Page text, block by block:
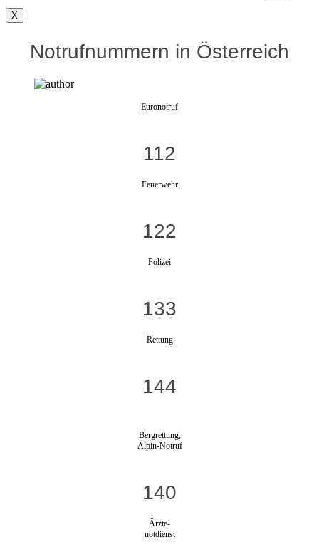
X
Notrufnummern in Österreich
Euronotruf
112
Feuerwehr
122
Polizei
133
Rettung
144
Bergrettung,
Alpin-Notruf
140
Ärzte-
notdienst